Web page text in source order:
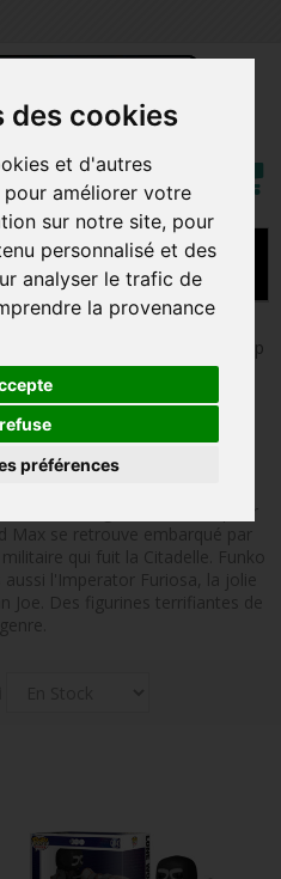
des cookies
et d'autres
améliorer votre
sur notre site, pour
personnalisé et des
analyser le trafic de
la provenance
préférences
Rechercher
Mon
Autres Films
Figurines Pop
max
opus de la très violente saga
proche où le chaos règne
livré une guerre sans fin pour
Max se retrouve embarqué par
qui fuit la Citadelle. Funko
l'Imperator Furiosa, la jolie
Joe. Des figurines terrifiantes de